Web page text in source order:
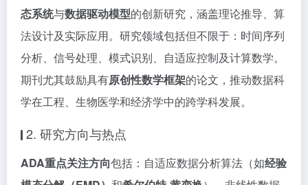
态系统与数据驱动模型的创新研究，涵盖理论推导、算
法设计及实际应用。研究领域包括但不限于：时间序列
分析、信号处理、模式识别、自适应控制及计算数学。
期刊尤其鼓励具有原创性数学框架的论文，推动数据科
学在工程、生物医学和经济学中的跨学科发展。
2. 研究方向与热点
ADA重点关注方向包括：自适应数据分析算法（如经验